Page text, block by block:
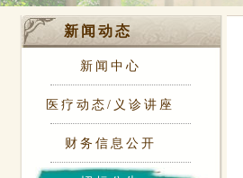
新闻动态
新闻中心
医疗动态/义诊讲座
财务信息公开